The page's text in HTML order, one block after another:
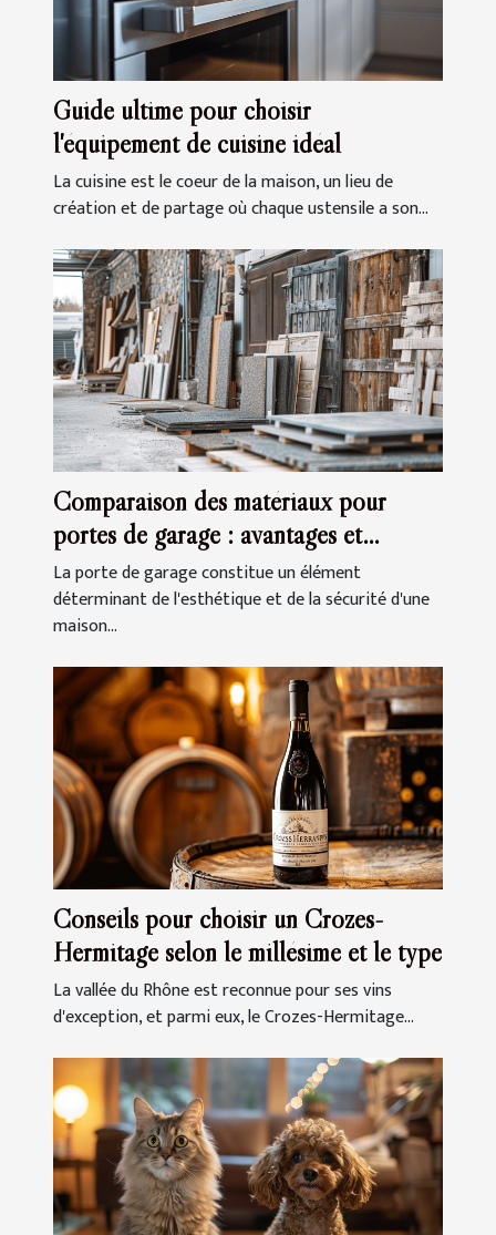
Guide ultime pour choisir
l'équipement de cuisine idéal
La cuisine est le coeur de la maison, un lieu de
création et de partage où chaque ustensile a son...
Comparaison des matériaux pour
portes de garage : avantages et
inconvénients
La porte de garage constitue un élément
déterminant de l'esthétique et de la sécurité d'une
maison...
Conseils pour choisir un Crozes-
Hermitage selon le millésime et le type
La vallée du Rhône est reconnue pour ses vins
d'exception, et parmi eux, le Crozes-Hermitage...